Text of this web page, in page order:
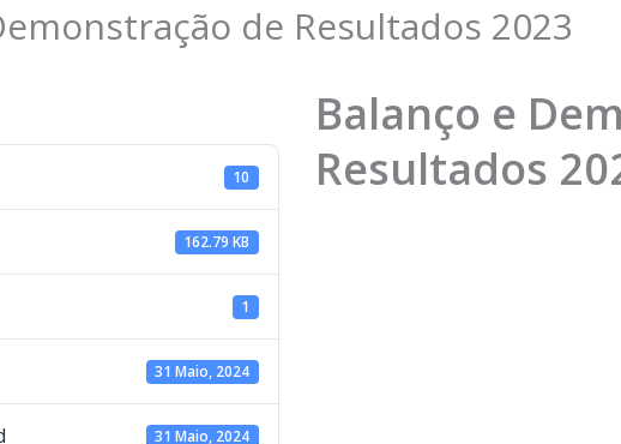
de Resultados 2023
10
162.79 KB
1
31 Maio, 2024
31 Maio, 2024
Balanço e
Resultados